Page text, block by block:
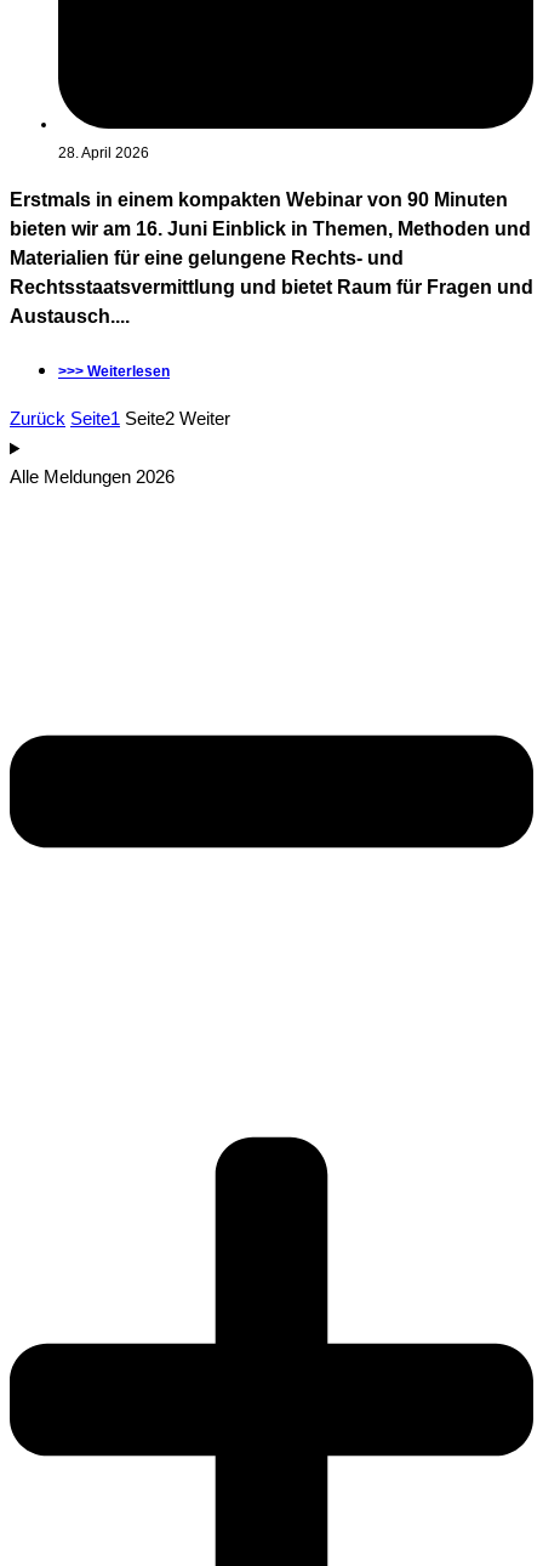
28. April 2026
Erstmals in einem kompakten Webinar von 90 Minuten
bieten wir am 16. Juni Einblick in Themen, Methoden und
Materialien für eine gelungene Rechts- und
Rechtsstaatsvermittlung und bietet Raum für Fragen und
Austausch....
>>> Weiterlesen
Zurück Seite1 Seite2 Weiter
Alle Meldungen 2026